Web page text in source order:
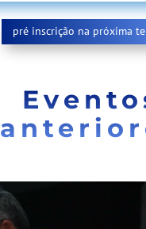
pré inscrição na próxima